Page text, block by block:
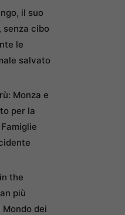
il suo
senza cibo
le
salvato
Monza e
per la
the
più
dei